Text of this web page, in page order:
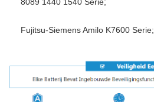
Fujitsu-Siemens Amilo K7600 Serie;